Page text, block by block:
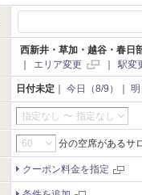
西新井・草加・越谷・春日
エリア変更 駅変
日付未定 今日（8/9）
指定なし 〜 指定なし
分の空席があるサ
クーポン料金を指定